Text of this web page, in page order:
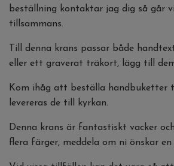
beställning kontaktar jag dig så går
tillsammans.
Till denna krans passar både
eller ett graverat träkort, lägg till
Kom ihåg att beställa handbuketter
levereras de till kyrkan.
Denna krans är fantastiskt vacker
flera färger, meddela om ni önskar